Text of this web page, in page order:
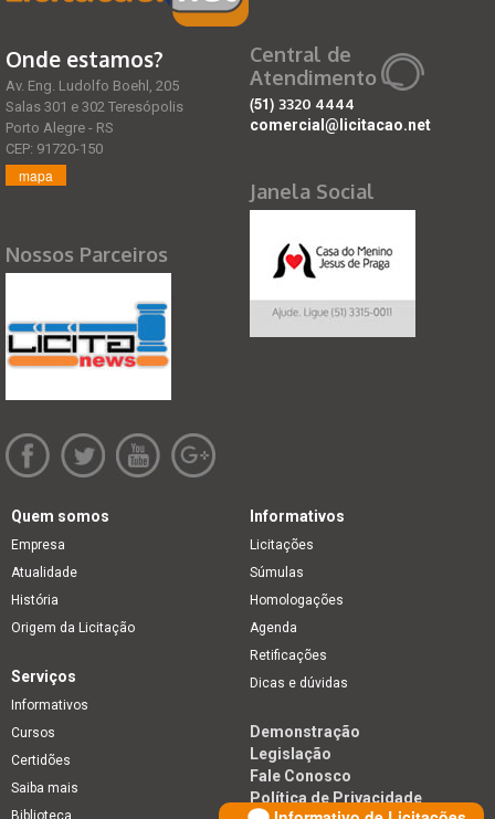
Onde estamos?
Av. Eng. Ludolfo Boehl, 205
Salas 301 e 302 Teresópolis
Porto Alegre - RS
CEP: 91720-150
mapa
Nossos Parceiros
Central de
Atendimento
(51) 3320 4444
comercial@licitacao.net
Janela Social
Quem somos
Empresa
Atualidade
História
Origem da Licitação
Informativos
Licitações
Súmulas
Homologações
Agenda
Retificações
Dicas e dúvidas
Serviços
Informativos
Cursos
Certidões
Saiba mais
Biblioteca
Demonstração
Legislação
Fale Conosco
Política de Privacidade